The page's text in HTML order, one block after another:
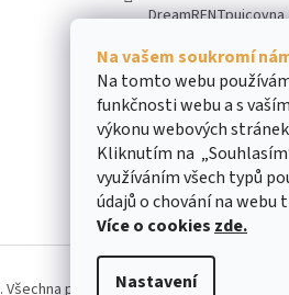
Na vašem soukromí
Na tomto webu
funkčnosti webu a s
výkonu webových
Kliknutím na
využíváním všech typů
údajů o chování na
Více o cookies zde.
Nastavení
DreamRENTpujcovna
obiliare
. Všechna práva vyhrazena.Upravit